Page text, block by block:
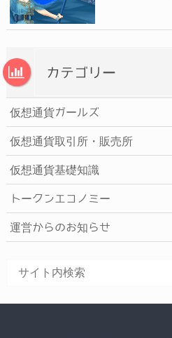
カテゴリー
仮想通貨ガールズ
仮想通貨取引所・販売所
仮想通貨基礎知識
トークンエコノミー
運営からのお知らせ